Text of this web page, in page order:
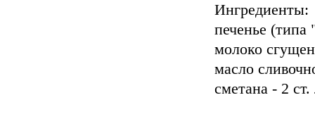
Ингредиенты:
печенье
молоко
масло
сметана - 2 ст.